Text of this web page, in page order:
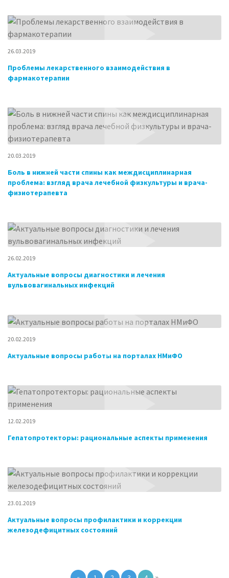
26.03.2019
Проблемы лекарственного взаимодействия в
фармакотерапии
20.03.2019
Боль в нижней части спины как междисциплинарная
проблема: взгляд врача лечебной физкультуры и врача-
физиотерапевта
26.02.2019
Актуальные вопросы диагностики и лечения
вульвовагинальных инфекций
20.02.2019
Актуальные вопросы работы на порталах НМиФО
12.02.2019
Гепатопротекторы: рациональные аспекты применения
23.01.2019
Актуальные вопросы профилактики и коррекции
железодефицитных состояний